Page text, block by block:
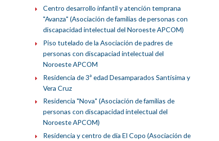
Centro desarrollo infantil y atención temprana
"Avanza" (Asociación de familias de personas con
discapacidad intelectual del Noroeste APCOM)
Piso tutelado de la Asociación de padres de
personas con discapaciad intelectual del
Noroeste APCOM
Residencia de 3ª edad Desamparados Santísima y
Vera Cruz
Residencia "Nova" (Asociación de familias de
personas con discapacidad intelectual del
Noroeste APCOM)
Residencia y centro de día El Copo (Asociación de